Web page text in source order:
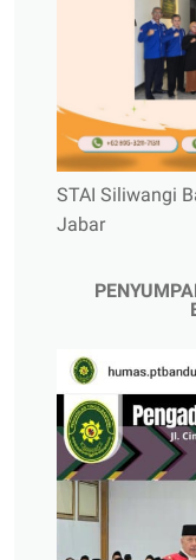
STAI Siliwangi
Jabar